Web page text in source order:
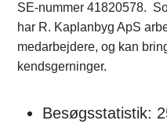
SE-nummer 41820578.
har R. Kaplanbyg ApS
medarbejdere, og kan
kendsgerninger.
Besøgsstatistik: